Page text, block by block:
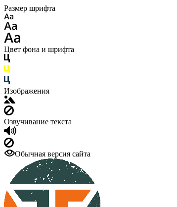
Размер шрифта
Цвет фона и шрифта
Изображения
Озвучивание текста
Обычная версия сайта